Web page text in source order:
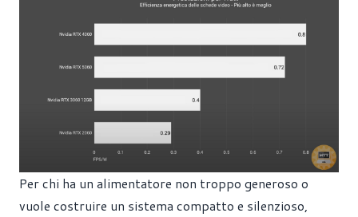
Per chi ha un alimentatore non troppo generoso o
vuole costruire un sistema compatto e silenzioso,